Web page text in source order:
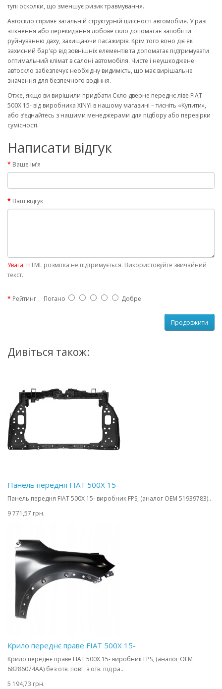
тупі осколки, що зменшує ризик травмування.
Автоскло сприяє загальній структурній цілісності автомобіля. У разі
зіткнення або перекидання лобове скло допомагає запобігти
руйнуванню даху, захищаючи пасажирів. Крім того воно діє як
захисний бар'єр від зовнішніх елементів та допомагає підтримувати
оптимальний клімат в салоні автомобіля. Чисте і неушкоджене
автоскло забезпечує необхідну видимість, що має вирішальне
значення для безпечного водіння.
Отже, якщо ви вирішили придбати Скло дверне переднє ліве FIAT
500X 15- від виробника XINYI в нашому магазині – тисніть «Купити»,
або з’єднайтесь з нашими менеджерами для підбору або перевірки
сумісності.
Написати відгук
Ваше ім’я
Ваш відгук
Увага: HTML розмітка не підтримується. Використовуйте звичайний
текст.
Рейтинг Погано Добре
Продовжити
Дивіться також:
Панель передня FIAT 500X 15-
Панель передня FIAT 500X 15- виробник FPS, (аналог OEM 51939783)..
9 771,57 грн.
Крило переднє праве FIAT 500X 15-
Крило переднє праве FIAT 500X 15- виробник FPS, (аналог OEM
68286074AA) без отв. повт. з отв. під ра..
5 194,73 грн.